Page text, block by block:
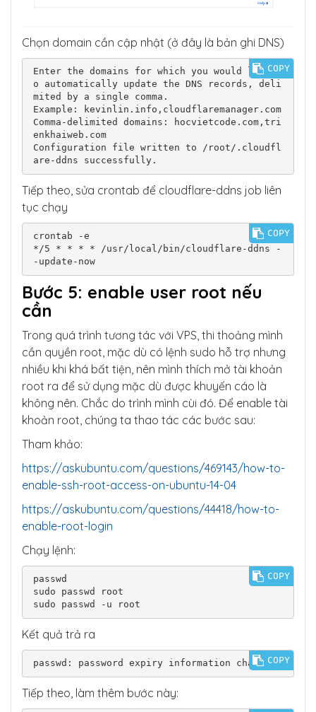
Chọn domain cần cập nhật (ở đây là bản ghi DNS)
Enter the domains for which you would like t
o automatically update the DNS records, deli
mited by a single comma.
Example: kevinlin.info,cloudflaremanager.com
Comma-delimited domains: hocvietcode.com,tri
enkhaiweb.com
Configuration file written to /root/.cloudfl
are-ddns successfully.
COPY
Tiếp theo, sửa crontab để cloudflare-ddns job liên
tục chạy
crontab -e
*/5 * * * * /usr/local/bin/cloudflare-ddns -
-update-now
COPY
Bước 5: enable user root nếu
cần
Trong quá trình tương tác với VPS, thi thoảng mình
cần quyền root, mặc dù có lệnh sudo hỗ trợ nhưng
nhiều khi khá bất tiện, nên mình thích mở tài khoản
root ra để sử dụng mặc dù được khuyến cáo là
không nên. Chắc do trình mình cùi đó. Để enable tài
khoản root, chúng ta thao tác các bước sau:
Tham khảo:
https://askubuntu.com/questions/469143/how-to-
enable-ssh-root-access-on-ubuntu-14-04
https://askubuntu.com/questions/44418/how-to-
enable-root-login
Chạy lệnh:
passwd
sudo passwd root
sudo passwd -u root
COPY
Kết quả trả ra
passwd: password expiry information changedCOPY
Tiếp theo, làm thêm bước này: